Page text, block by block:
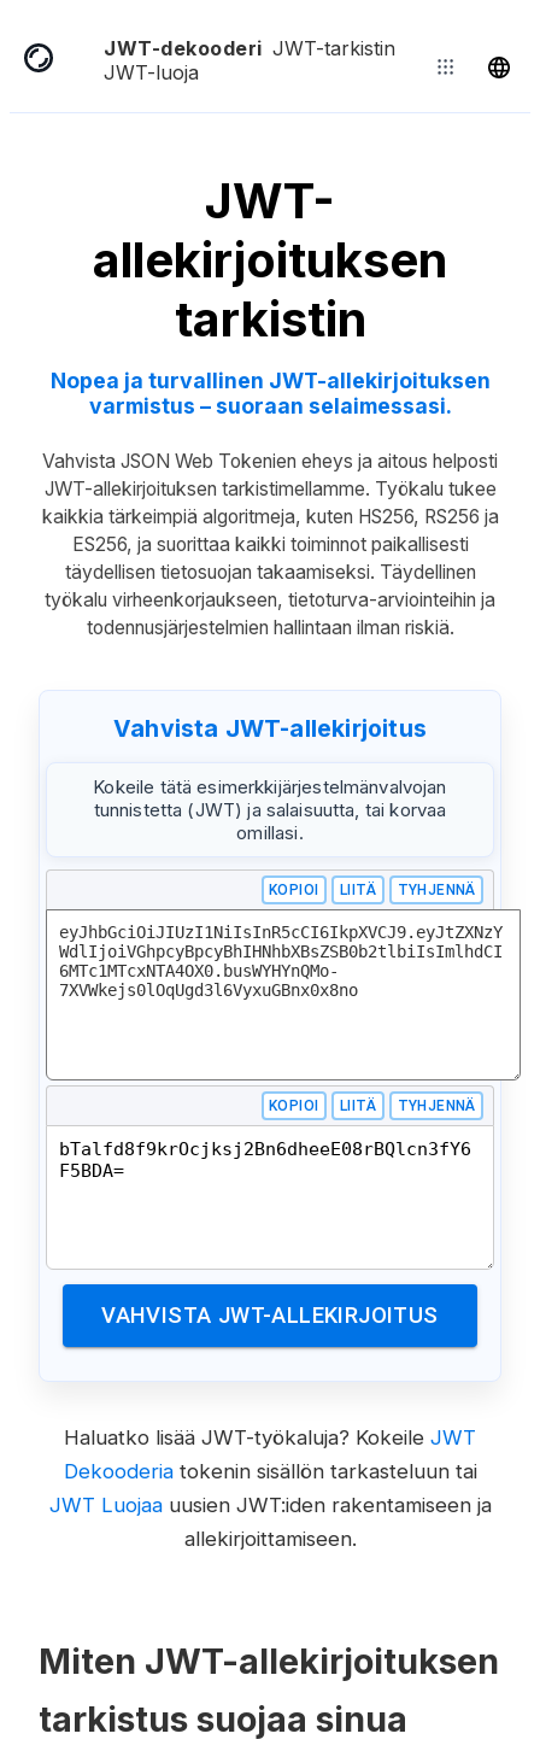
JWT-dekooderi JWT-tarkistin
JWT-luoja
JWT-
allekirjoituksen
tarkistin
Nopea ja turvallinen JWT-allekirjoituksen
varmistus – suoraan selaimessasi.
Vahvista JSON Web Tokenien eheys ja aitous helposti
JWT-allekirjoituksen tarkistimellamme. Työkalu tukee
kaikkia tärkeimpiä algoritmeja, kuten HS256, RS256 ja
ES256, ja suorittaa kaikki toiminnot paikallisesti
täydellisen tietosuojan takaamiseksi. Täydellinen
työkalu virheenkorjaukseen, tietoturva-arviointeihin ja
todennusjärjestelmien hallintaan ilman riskiä.
Vahvista JWT-allekirjoitus
Kokeile tätä esimerkkijärjestelmänvalvojan
tunnistetta (JWT) ja salaisuutta, tai korvaa
omillasi.
KOPIOI LIITÄ TYHJENNÄ
KOPIOI LIITÄ TYHJENNÄ
VAHVISTA JWT-ALLEKIRJOITUS
Haluatko lisää JWT-työkaluja? Kokeile JWT
Dekooderiatokenin sisällön tarkasteluun tai
JWT Luojaauusien JWT:iden rakentamiseen ja
allekirjoittamiseen.
Miten JWT-allekirjoituksen
tarkistus suojaa sinua